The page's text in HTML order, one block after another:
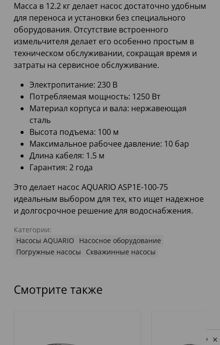
Масса в 12.2 кг делает насос достаточно удобным
для переноса и установки без специального
оборудования. Отсутствие встроенного
измельчителя делает его особенно простым в
техническом обслуживании, сокращая время и
затраты на сервисное обслуживание.
Электропитание: 230 В
Потребляемая мощность: 1250 Вт
Материал корпуса и вала: нержавеющая
сталь
Высота подъема: 100 м
Максимальное рабочее давление: 10 бар
Длина кабеля: 1.5 м
Гарантия: 2 года
Это делает насос AQUARIO ASP1E-100-75
идеальным выбором для тех, кто ищет надежное
и долгосрочное решение для водоснабжения.
Категории:
Насосы AQUARIO
Насосное оборудование
Погружные насосы
Скважинные насосы
Смотрите также
Privacy notice